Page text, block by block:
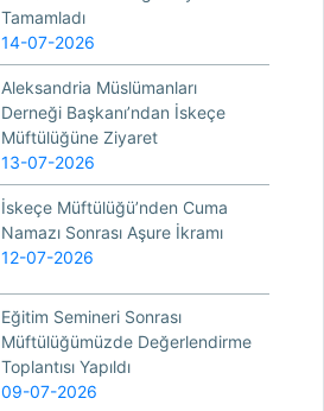
Tamamladı
14-07-2026
Aleksandria Müslümanları
Derneği Başkanı’ndan İskeçe
Müftülüğüne Ziyaret
13-07-2026
İskeçe Müftülüğü’nden Cuma
Namazı Sonrası Aşure İkramı
12-07-2026
Eğitim Semineri Sonrası
Müftülüğümüzde Değerlendirme
Toplantısı Yapıldı
09-07-2026